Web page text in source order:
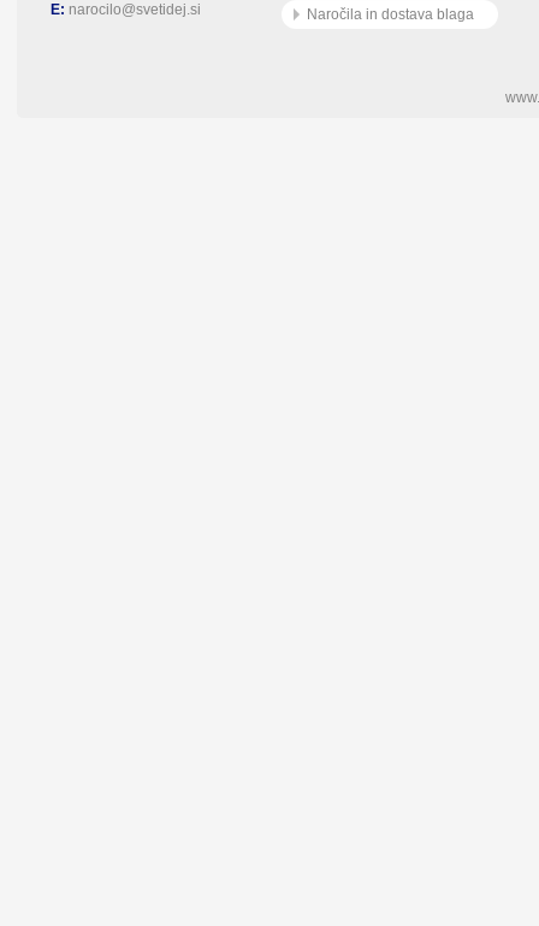
E: narocilo@svetidej.si Naročila in dostava blaga